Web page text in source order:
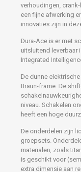
verhoudingen,
een fijne afwerking
innovaties zijn in
Dura-Ace is er met
uitsluitend leverbaar
Integrated
De dunne
Braun-frame. De
niveau. Schakelen
heeft een hoge
De onderdelen zijn
groepsets.
materialen, zoals
is geschikt voor
extra dimensie aan